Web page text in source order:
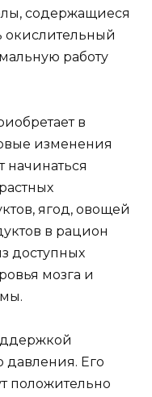
содержащиеся
окислительный
работу
в
изменения
начинаться
ягод, овощей
в рацион
доступных
мозга и
давления. Его
положительно